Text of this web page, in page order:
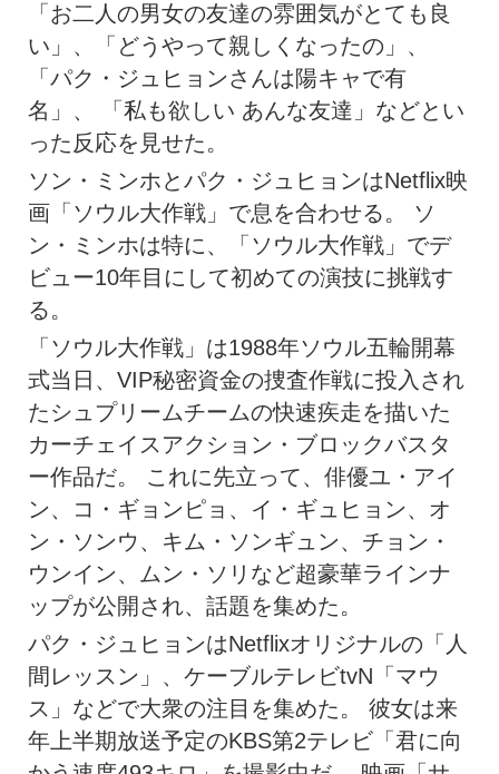
「お二人の男女の友達の雰囲気がとても良
い」、「どうやって親しくなったの」、
「パク・ジュヒョンさんは陽キャで有
名」、 「私も欲しい あんな友達」などとい
った反応を見せた。
ソン・ミンホとパク・ジュヒョンはNetflix映
画「ソウル大作戦」で息を合わせる。 ソ
ン・ミンホは特に、「ソウル大作戦」でデ
ビュー10年目にして初めての演技に挑戦す
る。
「ソウル大作戦」は1988年ソウル五輪開幕
式当日、VIP秘密資金の捜査作戦に投入され
たシュプリームチームの快速疾走を描いた
カーチェイスアクション・ブロックバスタ
ー作品だ。 これに先立って、俳優ユ・アイ
ン、コ・ギョンピョ、イ・ギュヒョン、オ
ン・ソンウ、キム・ソンギュン、チョン・
ウンイン、ムン・ソリなど超豪華ラインナ
ップが公開され、話題を集めた。
パク・ジュヒョンはNetflixオリジナルの「人
間レッスン」、ケーブルテレビtvN「マウ
ス」などで大衆の注目を集めた。 彼女は来
年上半期放送予定のKBS第2テレビ「君に向